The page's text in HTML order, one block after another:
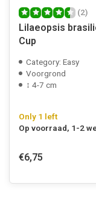
(2)
Lilaeopsis
Cup
Category: Easy
Voorgrond
↕ 4-7 cm
Only 1 left
Op voorraad, 1-2
€6,75